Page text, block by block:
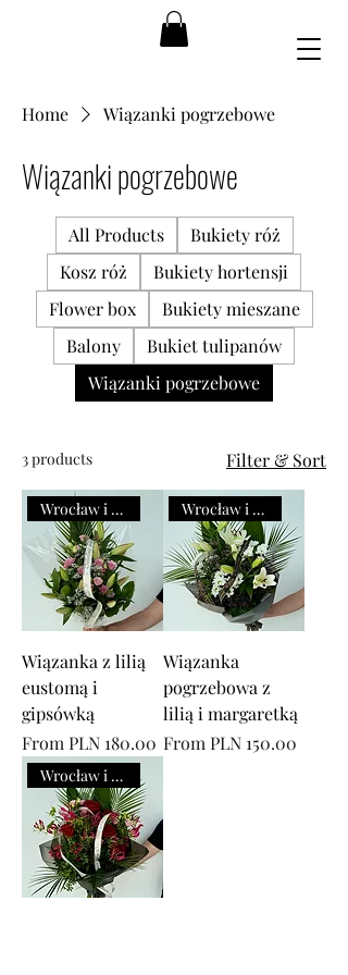
Home Wiązanki pogrzebowe
Wiązanki pogrzebowe
All Products
Bukiety róż
Kosz róż
Bukiety hortensji
Flower box
Bukiety mieszane
Balony
Bukiet tulipanów
Wiązanki pogrzebowe
3 products Filter & Sort
Wrocław i okolice
Wiązanka z lilią
eustomą i
gipsówką
FromPLN 180.00
Sale Price
Wrocław i okolice
Wiązanka
pogrzebowa z
lilią i margaretką
FromPLN 150.00
Sale Price
Wrocław i okolice